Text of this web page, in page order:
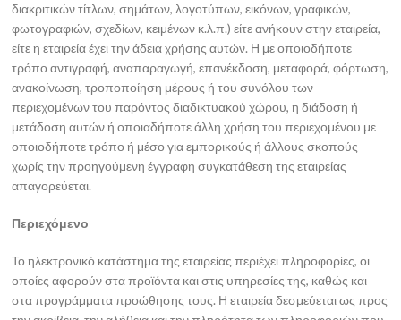
διακριτικών τίτλων, σημάτων, λογοτύπων, εικόνων, γραφικών,
φωτογραφιών, σχεδίων, κειμένων κ.λ.π.) είτε ανήκουν στην εταιρεία,
είτε η εταιρεία έχει την άδεια χρήσης αυτών. Η με οποιοδήποτε
τρόπο αντιγραφή, αναπαραγωγή, επανέκδοση, μεταφορά, φόρτωση,
ανακοίνωση, τροποποίηση μέρους ή του συνόλου των
περιεχομένων του παρόντος διαδικτυακού χώρου, η διάδοση ή
μετάδοση αυτών ή οποιαδήποτε άλλη χρήση του περιεχομένου με
οποιοδήποτε τρόπο ή μέσο για εμπορικούς ή άλλους σκοπούς
χωρίς την προηγούμενη έγγραφη συγκατάθεση της εταιρείας
απαγορεύεται.
Περιεχόμενο
Το ηλεκτρονικό κατάστημα της εταιρείας περιέχει πληροφορίες, οι
οποίες αφορούν στα προϊόντα και στις υπηρεσίες της, καθώς και
στα προγράμματα προώθησης τους. Η εταιρεία δεσμεύεται ως προς